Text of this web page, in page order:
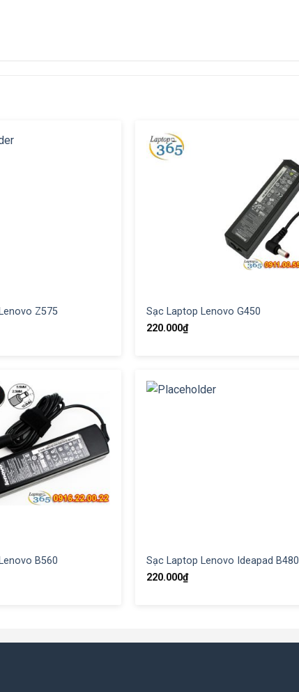
Z575
Sạc Laptop Lenovo G450
220.000₫
B560
Sạc Laptop Lenovo Ideapad B480
220.000₫